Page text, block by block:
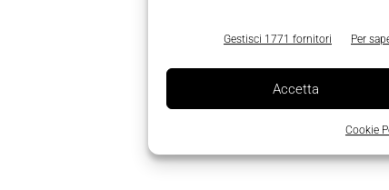
Gestisci 1771 fornitori Per
Accetta
Cookie